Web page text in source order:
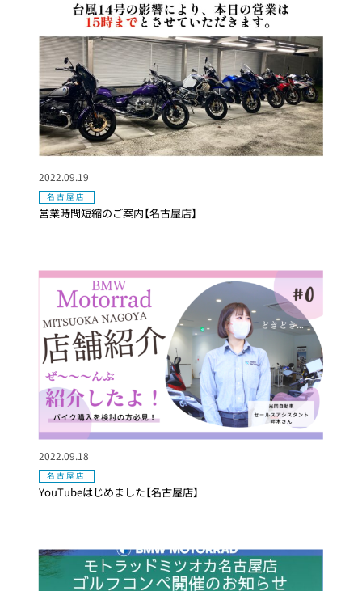
営業時間短縮のご案内【名古屋店】
2022.09.19
名古屋店
YouTubeはじめました【名古屋店】
2022.09.18
名古屋店